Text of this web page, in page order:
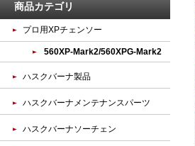
商品カテゴリ
プロ用XPチェンソー
560XP-Mark2/560XPG-Mark2
ハスクバーナ製品
ハスクバーナメンテナンスパーツ
ハスクバーナソーチェン